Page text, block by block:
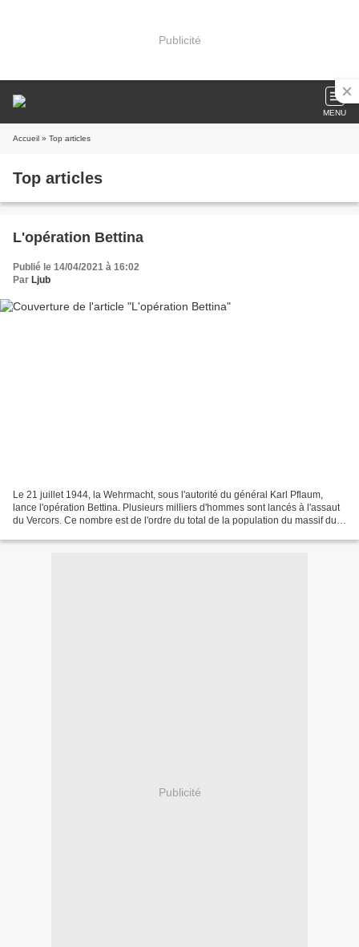
Publicité
MENU
Accueil » Top articles
Top articles
L'opération Bettina
Publié le 14/04/2021 à 16:02
Par Ljub
Le 21 juillet 1944, la Wehrmacht, sous l'autorité du général Karl Pflaum,
lance l'opération Bettina. Plusieurs milliers d'hommes sont lancés à l'assaut
du Vercors. Ce nombre est de l'ordre du total de la population du massif du
Publicité